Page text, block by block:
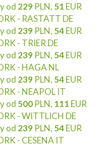
od 229 PLN, 51 EUR
- RASTATT DE
od 239 PLN, 54EUR
- TRIER DE
od 239 PLN, 54EUR
- HAGA NL
od 239 PLN, 54EUR
- NEAPOL IT
od 500 PLN, 111 EUR
- WITTLICH DE
od 239 PLN, 54EUR
- CESENA IT